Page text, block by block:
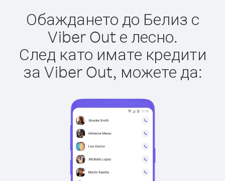
Обаждането до Белиз с
Viber Out е лесно.
След като имате кредити
за Viber Out, можете да: